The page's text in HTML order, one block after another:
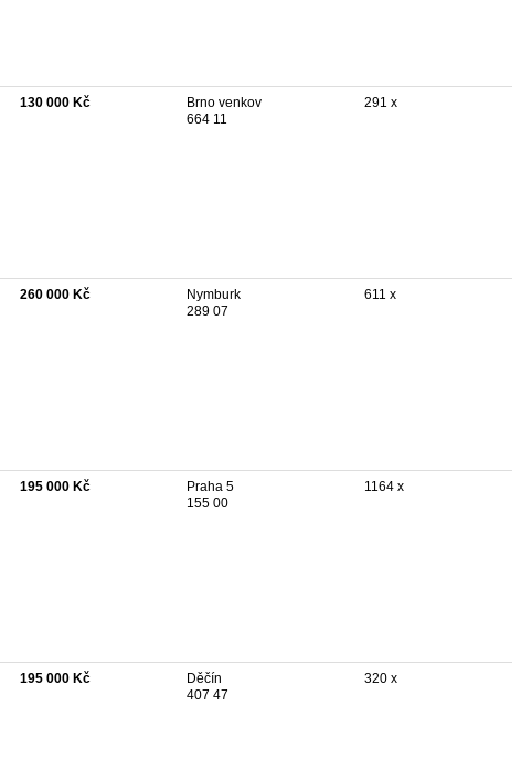
130 000 Kč
Brno venkov
664 11
291 x
260 000 Kč
Nymburk
289 07
611 x
195 000 Kč
Praha 5
155 00
1164 x
195 000 Kč
Děčín
407 47
320 x